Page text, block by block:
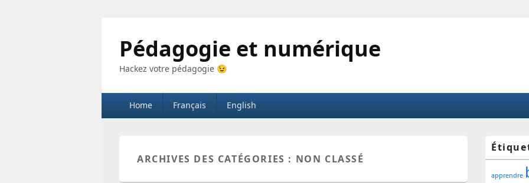
Pédagogie et numérique
Hackez votre pédagogie 😉
Menu
principal
Home Français English
ARCHIVES DES CATÉGORIES : NON CLASSÉ
Zone
apprendre